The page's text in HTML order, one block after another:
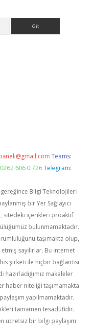
Teams:
606 0 726 Telegram:
gereğince Bilgi Teknolojileri
bir Yer Sağlayıcı
sitedeki içerikleri proaktif
bulunmamaktadır.
taşımakta olup,
sayılırlar. Bu internet
şirketi ile hiçbir bağlantısı
makaleler
haber niteliği taşımamakta
yapılmamaktadır.
tamamen tesadüfidir.
ücretsiz bir bilgi paylaşım